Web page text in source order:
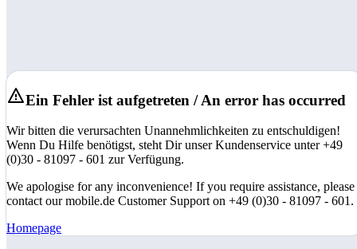
Ein Fehler ist aufgetreten / An error has occurred
Wir bitten die verursachten Unannehmlichkeiten zu entschuldigen!
Wenn Du Hilfe benötigst, steht Dir unser Kundenservice unter +49
(0)30 - 81097 - 601 zur Verfügung.
We apologise for any inconvenience! If you require assistance, please
contact our mobile.de Customer Support on +49 (0)30 - 81097 - 601.
Homepage